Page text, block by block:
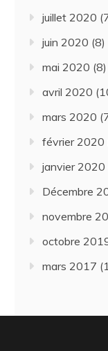
juillet 2020
juin 2020 (8)
mai 2020 (8)
avril 2020
mars 2020
février 2020
janvier 2020
Décembre
novembre
octobre
mars 2017